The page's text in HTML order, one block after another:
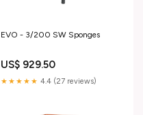
EVO - 3/200 SW Sponges
US$ 929.50
★★★★★ 4.4 (27 reviews)